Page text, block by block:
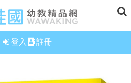
登入 註冊